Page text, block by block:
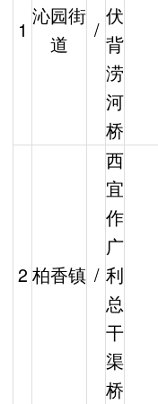
1
沁园街
道
/
伏
背
涝
河
桥
2 柏香镇 /
西
宜
作
广
利
总
干
渠
桥